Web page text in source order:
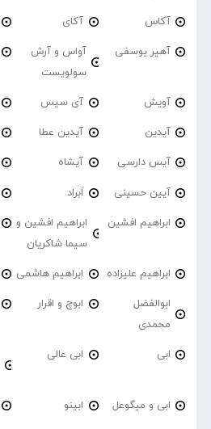
آکاس آکای
آهیر یوسفی
آواس و آرش
سولویست
آویش آی سیس
آیدین آیدین عطا
آیس دارسی آیشاه
آیین حسینی اَبراد
ابراهیم افشین
ابراهیم افشین و
سیما شاکریان
ابراهیم علیزاده ابراهیم هاشمی
ابوالفضل
محمدی
ابوچ و اقرار
ابی ابی عالی
ابی و میگوعل ابینو